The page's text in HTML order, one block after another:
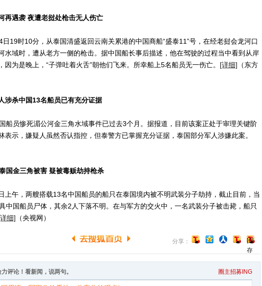
遇袭 夜遭老挝处枪击无人伤亡
时10分，从泰国清盛返回云南关累港的中国商船“盛泰11”号，在经老挝会龙河口
水域时，遭从老方一侧的枪击。据中国船长事后描述，他在驾驶的过程当中看到从岸
因为是晚上，“子弹吐着火舌”朝他们飞来。所幸船上5名船员无一伤亡。 [详细] （东方
杀中国13名船员已有充分证据
员惨死湄公河金三角水域事件已过去3个月。据报道，目前该案正处于审理关键阶
表示，嫌疑人虽然否认指控，但泰警方已掌握充分证据，泰国部分军人涉嫌此案。
金三角被害 疑被毒贩劫持枪杀
午，两艘搭载13名中国船员的船只在泰国境内被不明武装分子劫持，截止目前，当
中国船员尸体，其余2人下落不明。在与军方的交火中，一名武装分子被击毙，船只
细] （央视网）
分享：
[保
存
到
博
客]
评论！看新闻，说两句。 圈主招募ING